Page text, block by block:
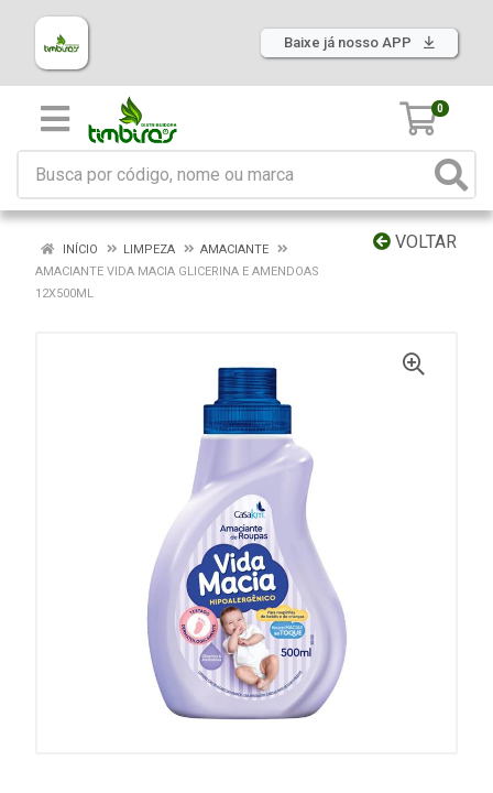
Baixe já nosso APP
0
VOLTAR
INÍCIO LIMPEZA
AMACIANTE
AMACIANTE VIDA MACIA GLICERINA E AMENDOAS
12X500ML